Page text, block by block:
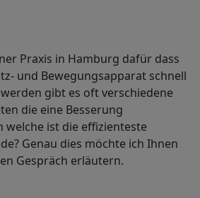
Praxis in Hamburg dafür dass
und Bewegungsapparat schnell
gibt es oft verschiedene
die eine Besserung
welche ist die effizienteste
Genau dies möchte ich Ihnen
Gespräch erläutern.